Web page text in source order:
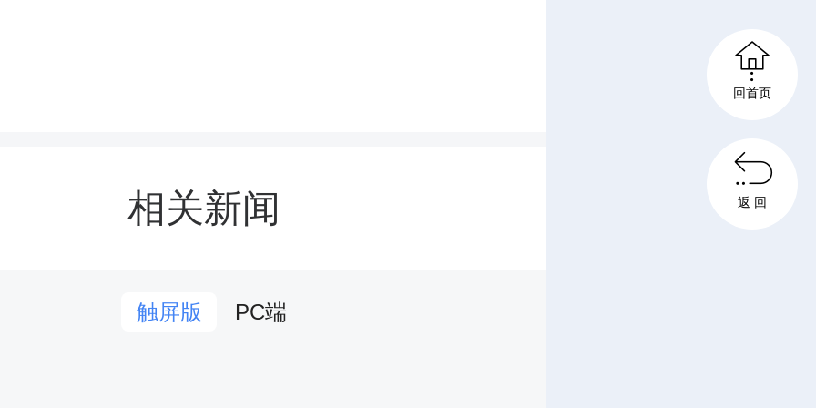
相关新闻
触屏版 PC端

回首页

返 回